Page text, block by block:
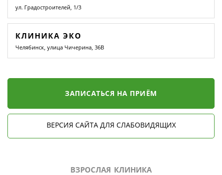
ул. Градостроителей, 1/3
КЛИНИКА ЭКО
Челябинск, улица Чичерина, 36В
ЗАПИСАТЬСЯ НА ПРИЁМ
ВЕРСИЯ САЙТА ДЛЯ СЛАБОВИДЯЩИХ
ВЗРОСЛАЯ КЛИНИКА